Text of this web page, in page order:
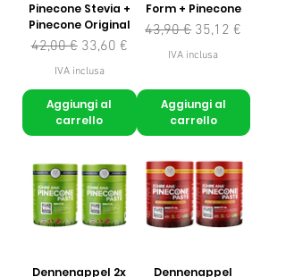
Pinecone Stevia +
Pinecone Original
Prezzo regolare
42,00 € Prezzo scontato
33,60 €
IVA inclusa
Aggiungi al
carrello
Form + Pinecone
Prezzo regolare
43,90 € Prezzo scontato
35,12 €
IVA inclusa
Aggiungi al
carrello
Dennenappel 2x Dennenappel